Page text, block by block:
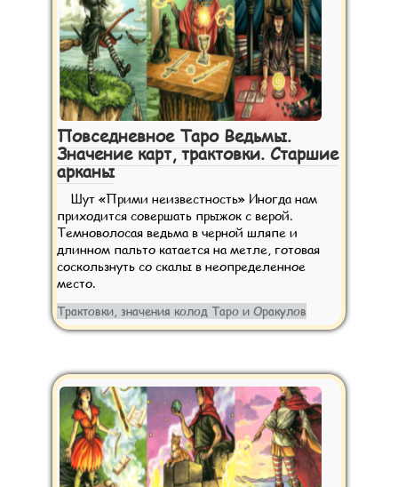
Повседневное Таро Ведьмы.
Значение карт, трактовки. Старшие
арканы
Шут «Прими неизвестность» Иногда нам
приходится совершать прыжок с верой.
Темноволосая ведьма в черной шляпе и
длинном пальто катается на метле, готовая
соскользнуть со скалы в неопределенное
место.
Трактовки, значения колод Таро и Оракулов